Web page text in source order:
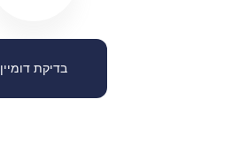
בדיקת דומיין